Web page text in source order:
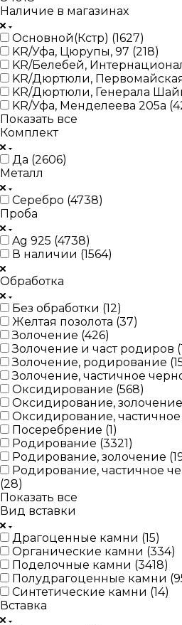
Наличие в магазинах
Основной(Кстр) (1627)
KR/Уфа, Цюрупы, 97 (218)
KR/Белебей,
KR/Дюртюли,
KR/Дюртюли, Генерала
KR/Уфа, Менделеева 205а (
Показать все
Комплект
Да (2606)
Металл
Серебро (4738)
Проба
Ag 925 (4738)
В наличии (1564)
Обработка
Без обработки (12)
Желтая позолота (37)
Золочение (426)
Золочение и част родиров (
Золочение, родирование (
Золочение, частичное
Оксидирование (568)
Оксидирование,
Оксидирование, частичное
Посеребрение (1)
Родирование (3321)
Родирование, золочение (
Родирование, частичное
(28)
Показать все
Вид вставки
Драгоценные камни (15)
Органические камни (334)
Поделочные камни (3418)
Полудрагоценные камни (
Синтетические камни (14)
Вставка